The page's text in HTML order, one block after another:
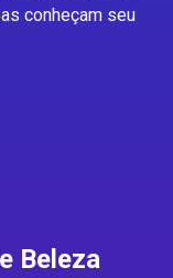
conheçam seu
Beleza